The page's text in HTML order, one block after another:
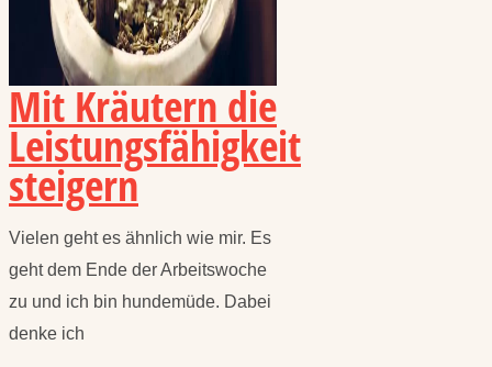
Mit Kräutern die
Leistungsfähigkeit
steigern
Vielen geht es ähnlich wie mir. Es
geht dem Ende der Arbeitswoche
zu und ich bin hundemüde. Dabei
denke ich